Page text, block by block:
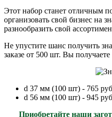
Этот набор станет отличным
организовать свой бизнес на
разнообразить свой
Не упустите шанс получить
заказе от 500 шт. Вы получаете
d 37 мм (100 шт) - 765 руб
d 56 мм (100 шт) - 945 руб
Приобретайте наши